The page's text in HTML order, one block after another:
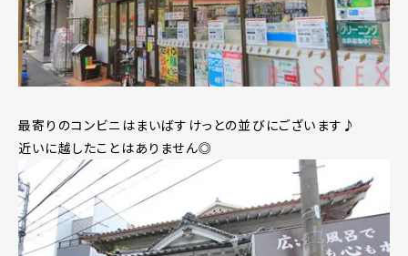
最寄りのコンビニはまいばすけっとの並びにございます♪
近いに越したことはありません◎